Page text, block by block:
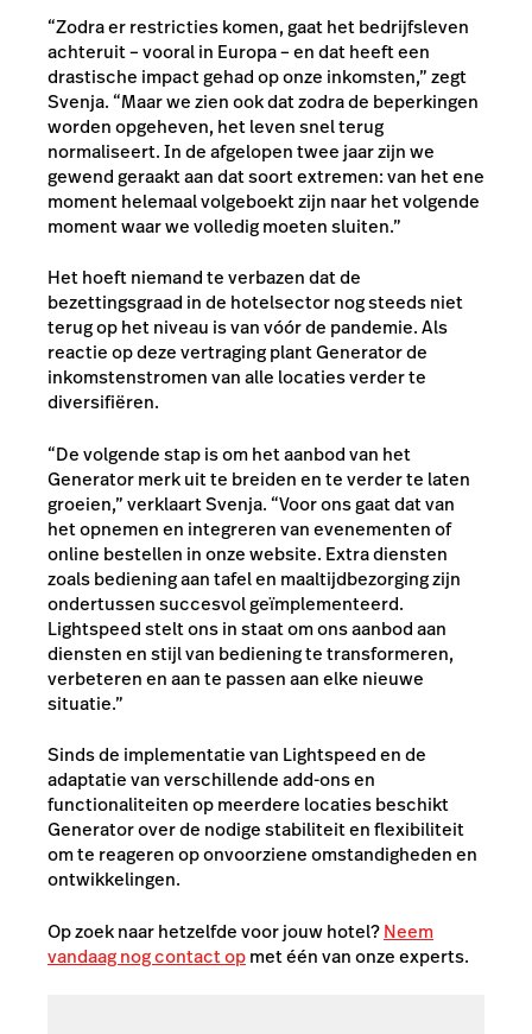
“Zodra er restricties komen, gaat het bedrijfsleven
achteruit – vooral in Europa – en dat heeft een
drastische impact gehad op onze inkomsten,” zegt
Svenja. “Maar we zien ook dat zodra de beperkingen
worden opgeheven, het leven snel terug
normaliseert. In de afgelopen twee jaar zijn we
gewend geraakt aan dat soort extremen: van het ene
moment helemaal volgeboekt zijn naar het volgende
moment waar we volledig moeten sluiten.”
Het hoeft niemand te verbazen dat de
bezettingsgraad in de hotelsector nog steeds niet
terug op het niveau is van vóór de pandemie. Als
reactie op deze vertraging plant Generator de
inkomstenstromen van alle locaties verder te
diversifiëren.
“De volgende stap is om het aanbod van het
Generator merk uit te breiden en te verder te laten
groeien,” verklaart Svenja. “Voor ons gaat dat van
het opnemen en integreren van evenementen of
online bestellen in onze website. Extra diensten
zoals bediening aan tafel en maaltijdbezorging zijn
ondertussen succesvol geïmplementeerd.
Lightspeed stelt ons in staat om ons aanbod aan
diensten en stijl van bediening te transformeren,
verbeteren en aan te passen aan elke nieuwe
situatie.”
Sinds de implementatie van Lightspeed en de
adaptatie van verschillende add-ons en
functionaliteiten op meerdere locaties beschikt
Generator over de nodige stabiliteit en flexibiliteit
om te reageren op onvoorziene omstandigheden en
ontwikkelingen.
Op zoek naar hetzelfde voor jouw hotel?Neem
vandaag nog contact opmet één van onze experts.